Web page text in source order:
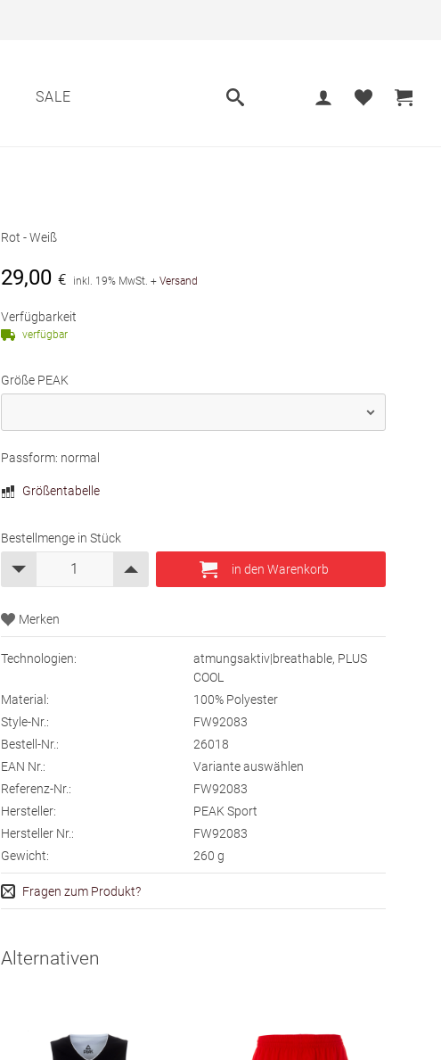
SALE
Rot - Weiß
29,00 € inkl. 19% MwSt. + Versand
Verfügbarkeit
verfügbar
Größe PEAK
Passform: normal
Größentabelle
Bestellmenge in Stück
Technologien:
atmungsaktiv|breathable, PLUS
COOL
Material:
100% Polyester
Style-Nr.:
FW92083
Bestell-Nr.:
26018
EAN Nr.:
Variante auswählen
Referenz-Nr.:
FW92083
Hersteller:
PEAK Sport
Hersteller Nr.:
FW92083
Gewicht:
260 g
Fragen zum Produkt?
Alternativen